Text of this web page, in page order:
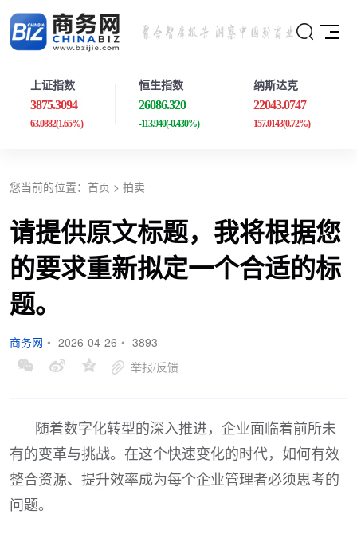
上证指数
3875.3094
63.0882(1.65%)
恒生指数
26086.320
-113.940(-0.430%)
纳斯达克
22043.0747
157.0143(0.72%)
您当前的位置： 首页 > 拍卖
请提供原文标题，我将根据您
的要求重新拟定一个合适的标
题。
商务网 • 2026-04-26 • 3893
举报/反馈
随着数字化转型的深入推进，企业面临着前所未
有的变革与挑战。在这个快速变化的时代，如何有效
整合资源、提升效率成为每个企业管理者必须思考的
问题。